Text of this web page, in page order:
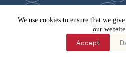
We use cookies to ensure that we
our website.
Accept
@theartomotive
About Lifestyle :
Wannateller.com